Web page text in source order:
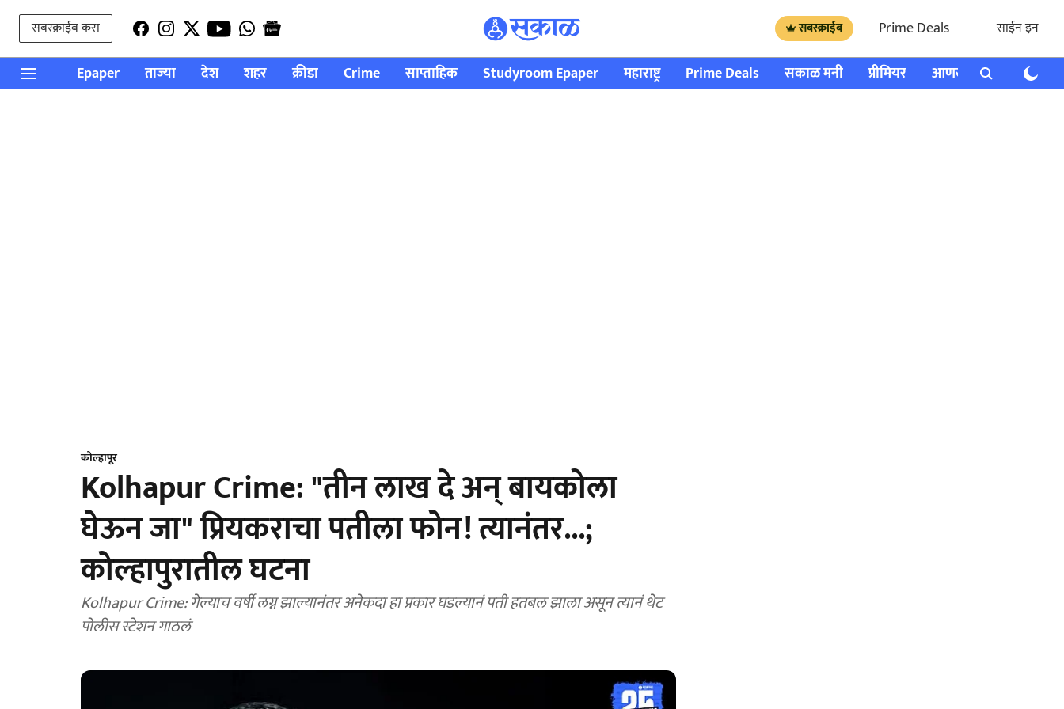
सबस्क्राईब करा सबस्क्राईब Prime Deals साईन इन
Epaper ताज्या देश शहर क्रीडा Crime साप्ताहिक Studyroom Epaper महाराष्ट्र Prime Deals सकाळ मनी प्रीमियर आणखी राशी भविष्य
कोल्हापूर
Kolhapur Crime: "तीन लाख दे अन् बायकोला
घेऊन जा" प्रियकराचा पतीला फोन! त्यानंतर...;
कोल्हापुरातील घटना
Kolhapur Crime: गेल्याच वर्षी लग्न झाल्यानंतर अनेकदा हा प्रकार घडल्यानं पती हतबल झाला असून त्यानं थेट
पोलीस स्टेशन गाठलं